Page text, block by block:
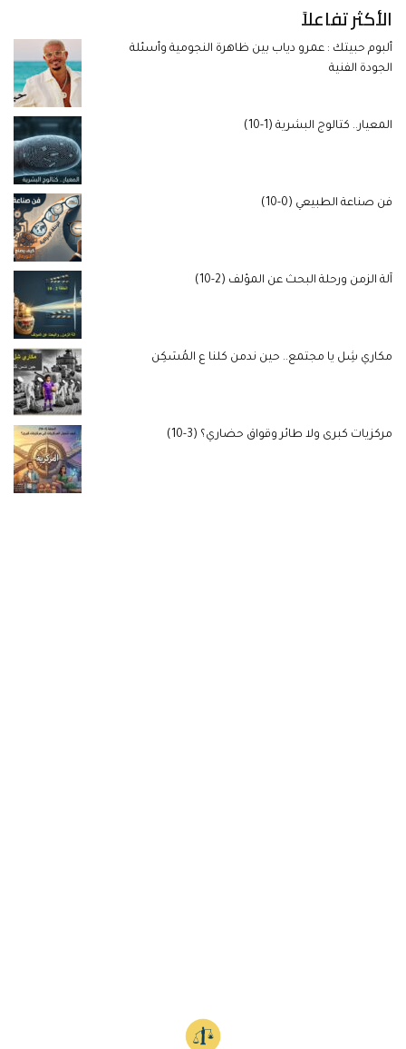
الأكثر تفاعلاً
ألبوم حبيتك : عمرو دياب بين ظاهرة النجومية وأسئلة
الجودة الفنية
المعيار.. كتالوج البشرية (1-10)
فن صناعة الطبيعي (0-10)
آلة الزمن ورحلة البحث عن المؤلف (2-10)
مكاري شِل يا مجتمع.. حين ندمن كلنا ع المُسَكِن
مركزيات كبرى ولا طائر وقواق حضاري؟ (3-10)